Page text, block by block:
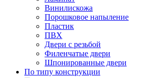
Винилискожа
Порошковое напыление
Пластик
ПВХ
Двери с резьбой
Филенчатые двери
Шпонированные двери
По типу конструкции